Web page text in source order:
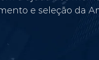
e seleção da